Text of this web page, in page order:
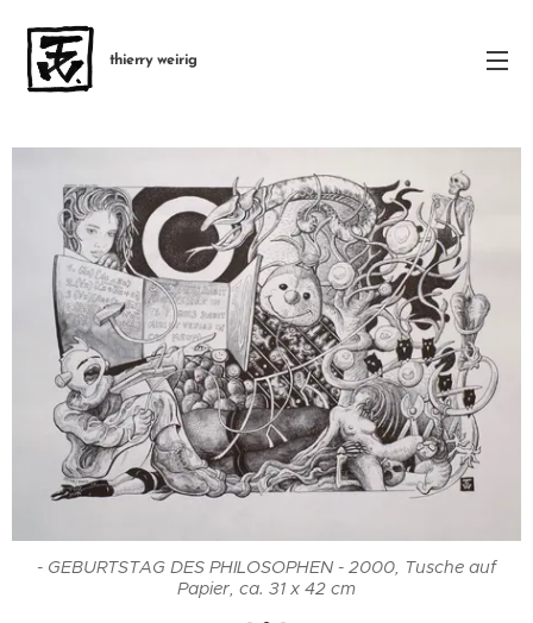
thierry weirig
- GEBURTSTAG DES PHILOSOPHEN - 2000, Tusche auf
Papier, ca. 31 x 42 cm